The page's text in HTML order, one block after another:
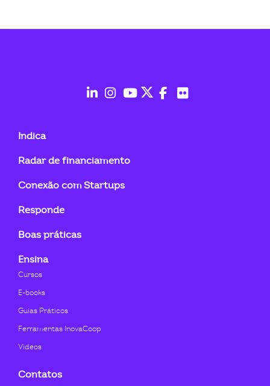
in
Indica
Radar de financiamento
Conexão com Startups
Responde
Boas práticas
Ensina
Cursos
E-books
Guias Práticos
Ferramentas InovaCoop
Videos
Contatos